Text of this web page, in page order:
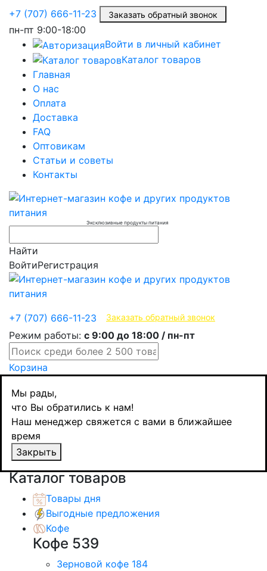
+7 (707) 666-11-23 Заказать обратный звонок
пн-пт 9:00-18:00
Войти в личный кабинет
Каталог товаров
Главная
О нас
Оплата
Доставка
FAQ
Оптовикам
Статьи и советы
Контакты
Эксклюзивные продукты питания
Найти
ВойтиРегистрация
+7 (707) 666-11-23 Заказать обратный звонок
Режим работы: с 9:00 до 18:00 / пн-пт
Корзина
Мы рады,
что Вы обратились к нам!
Наш менеджер свяжется с вами в ближайшее
время
Закрыть
Чай
Черный чай
Азерчай чай черный с чабрецом, Gold
collection, 250 гр
Назадтоваров
Каталог товаров
Товары дня
Выгодные предложения
Кофе
Кофе 539
Зерновой кофе 184